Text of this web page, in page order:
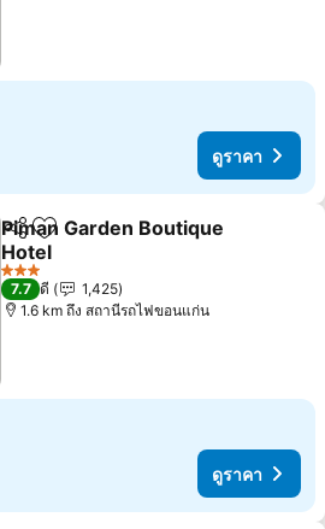
ดูราคา
แชร์ เพิ่มในรายการโปรด
Piman Garden Boutique
Hotel
3 ดาว
7.7 ดี
1,425
1.6 km ถึง สถานีรถไฟขอนแก่น
ดูราคา